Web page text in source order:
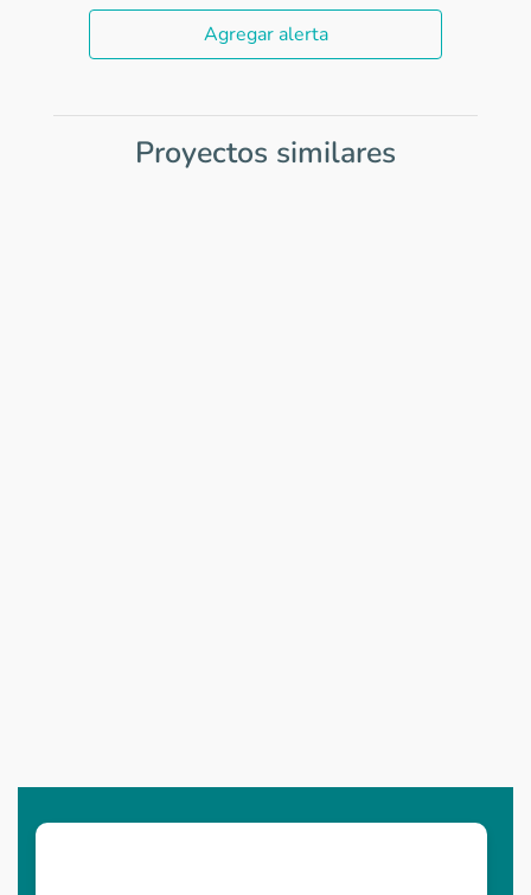
Agregar alerta
Proyectos similares